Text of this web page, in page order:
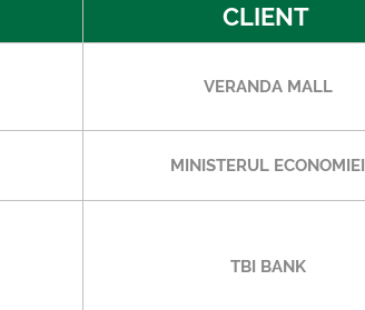
CLIENT
VERANDA MALL
MINISTERUL ECONOMIEI
TBI BANK